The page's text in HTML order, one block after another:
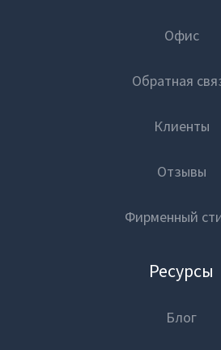
Блог
Вузы-участники
Рецепт продвинутой
На высоту enterprise-
Офис
Обратная
Клиенты
Отзывы
Фирменный
Ресурсы
Блог